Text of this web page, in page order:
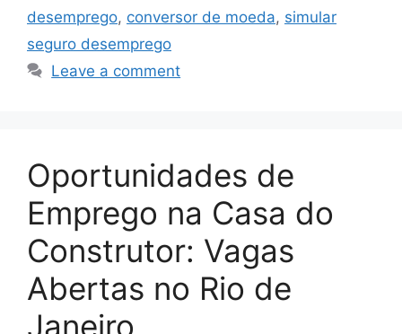
desemprego, conversor de moeda, simular
seguro desemprego
Leave a comment
Oportunidades de
Emprego na Casa do
Construtor: Vagas
Abertas no Rio de
Janeiro